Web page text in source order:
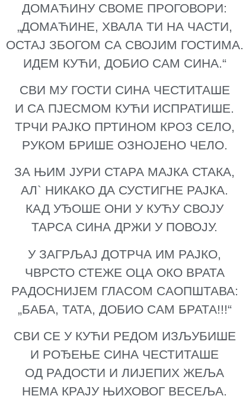
ДОМАЋИНУ СВОМЕ ПРОГОВОРИ:
„ДОМАЋИНЕ, ХВАЛА ТИ НА ЧАСТИ,
ОСТАЈ ЗБОГОМ СА СВОЈИМ ГОСТИМА.
ИДЕМ КУЋИ, ДОБИО САМ СИНА.“
СВИ МУ ГОСТИ СИНА ЧЕСТИТАШЕ
И СА ПЈЕСМОМ КУЋИ ИСПРАТИШЕ.
ТРЧИ РАЈКО ПРТИНОМ КРОЗ СЕЛО,
РУКОМ БРИШЕ ОЗНОЈЕНО ЧЕЛО.
ЗА ЊИМ ЈУРИ СТАРА МАЈКА СТАКА,
АЛ` НИКАКО ДА СУСТИГНЕ РАЈКА.
КАД УЂОШЕ ОНИ У КУЋУ СВОЈУ
ТАРСА СИНА ДРЖИ У ПОВОЈУ.
У ЗАГРЉАЈ ДОТРЧА ИМ РАЈКО,
ЧВРСТО СТЕЖЕ ОЦА ОКО ВРАТА
РАДОСНИЈЕМ ГЛАСОМ САОПШТАВА:
„БАБА, ТАТА, ДОБИО САМ БРАТА!!!“
СВИ СЕ У КУЋИ РЕДОМ ИЗЉУБИШЕ
И РОЂЕЊЕ СИНА ЧЕСТИТАШЕ
ОД РАДОСТИ И ЛИЈЕПИХ ЖЕЉА
НЕМА КРАЈУ ЊИХОВОГ ВЕСЕЉА.